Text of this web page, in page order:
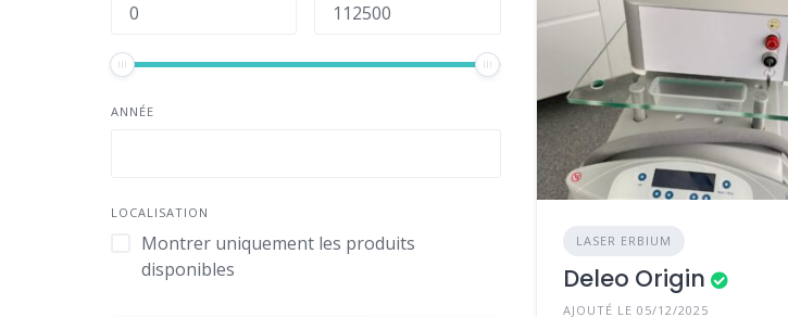
ANNÉE
LOCALISATION
Montrer uniquement les produits
disponibles
LASER ERBIUM
Deleo Origin
AJOUTÉ LE 05/12/2025